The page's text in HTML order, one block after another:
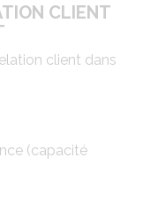
CLIENT
client dans
(capacité